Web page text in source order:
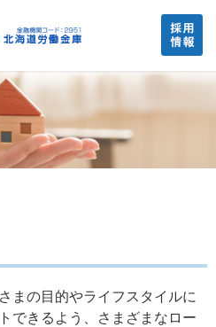
まの目的やライフスタイルに
できるよう、さまざまなロー